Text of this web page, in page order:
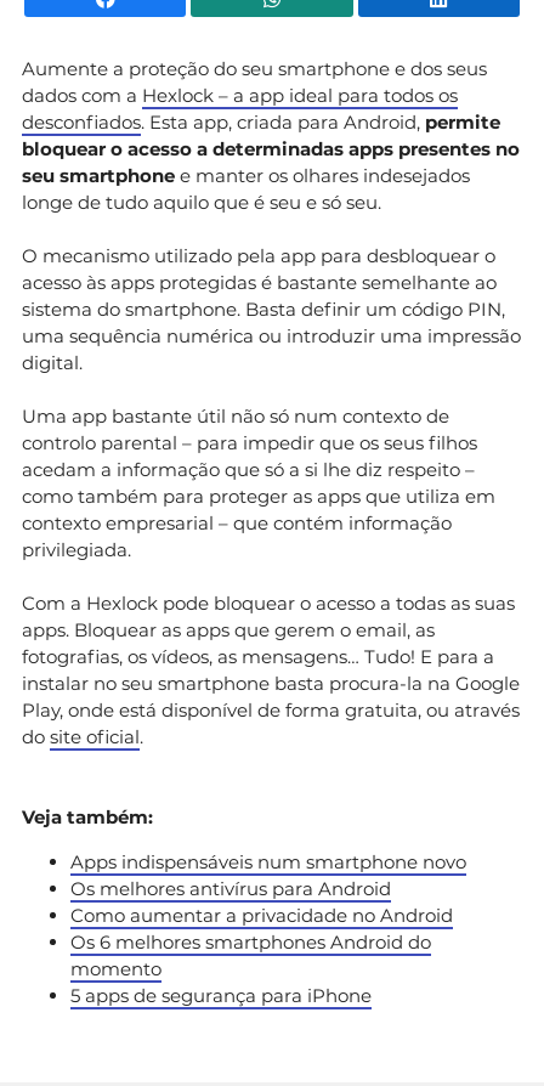
Aumente a proteção do seu smartphone e dos seus
dados com a Hexlock – a app ideal para todos os
desconfiados. Esta app, criada para Android, permite
bloquear o acesso a determinadas apps presentes no
seu smartphone e manter os olhares indesejados
longe de tudo aquilo que é seu e só seu.
O mecanismo utilizado pela app para desbloquear o
acesso às apps protegidas é bastante semelhante ao
sistema do smartphone. Basta definir um código PIN,
uma sequência numérica ou introduzir uma impressão
digital.
Uma app bastante útil não só num contexto de
controlo parental – para impedir que os seus filhos
acedam a informação que só a si lhe diz respeito –
como também para proteger as apps que utiliza em
contexto empresarial – que contém informação
privilegiada.
Com a Hexlock pode bloquear o acesso a todas as suas
apps. Bloquear as apps que gerem o email, as
fotografias, os vídeos, as mensagens… Tudo! E para a
instalar no seu smartphone basta procura-la na Google
Play, onde está disponível de forma gratuita, ou através
do site oficial.
Veja também:
Apps indispensáveis num smartphone novo
Os melhores antivírus para Android
Como aumentar a privacidade no Android
Os 6 melhores smartphones Android do
momento
5 apps de segurança para iPhone